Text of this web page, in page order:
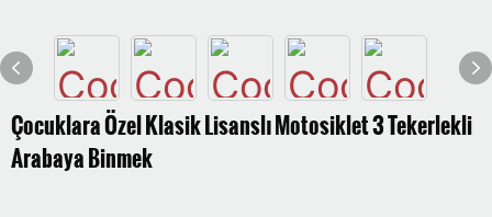
Çocuklara Özel Klasik Lisanslı Motosiklet 3 Tekerlekli
Arabaya Binmek